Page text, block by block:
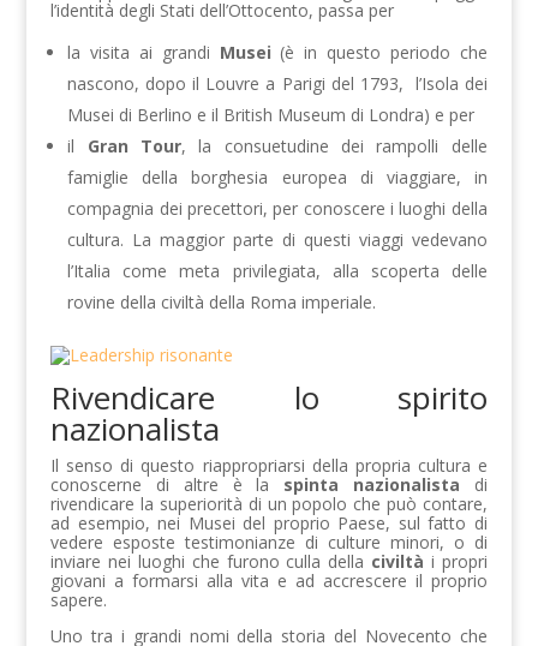
l’identità degli Stati dell’Ottocento, passa per
la visita ai grandi Musei (è in questo periodo che
nascono, dopo il Louvre a Parigi del 1793, l’Isola dei
Musei di Berlino e il British Museum di Londra) e per
il Gran Tour, la consuetudine dei rampolli delle
famiglie della borghesia europea di viaggiare, in
compagnia dei precettori, per conoscere i luoghi della
cultura. La maggior parte di questi viaggi vedevano
l’Italia come meta privilegiata, alla scoperta delle
rovine della civiltà della Roma imperiale.
Rivendicare lo spirito
nazionalista
Il senso di questo riappropriarsi della propria cultura e
conoscerne di altre è la spinta nazionalista di
rivendicare la superiorità di un popolo che può contare,
ad esempio, nei Musei del proprio Paese, sul fatto di
vedere esposte testimonianze di culture minori, o di
inviare nei luoghi che furono culla della civiltà i propri
giovani a formarsi alla vita e ad accrescere il proprio
sapere.
Uno tra i grandi nomi della storia del Novecento che